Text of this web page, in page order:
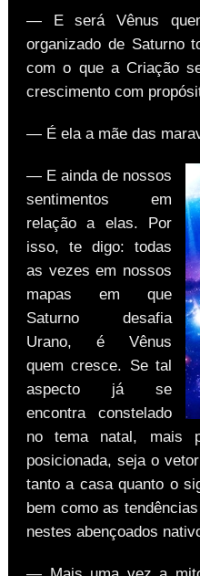
— E será Vênus
organizado de Saturno
com o que a Criação
crescimento com
— É ela a mãe das
— E ainda de nossos
sentimentos em
relação a elas. Por
isso, te digo: todas
as vezes em nossos
mapas em que
Saturno desafia
Urano, é Vênus
quem cresce. Se tal
aspecto já se
encontra constelado
no tema natal, mais
posicionada, seja o
tanto a casa quanto o
bem como as
nestes abençoados